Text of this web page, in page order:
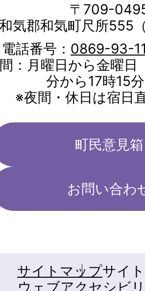
〒709-
気郡和気町尺所555
電話番号： 0869-93-
：月曜日から金曜
分から17時15
※夜間・休日は宿日
町民意見箱
お問い合わ
サイトマップサイ
ウェブアクセシビ